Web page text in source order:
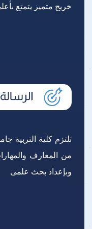
خريج متميز يتمتع
تلتزم كلية التربية
من المعارف
وبإعداد بحث علمى